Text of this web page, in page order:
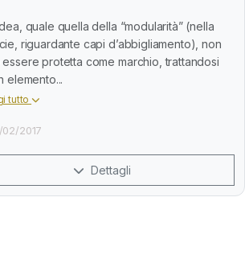
quale quella della “modularità” (nella
riguardante capi d’abbigliamento), non
protetta come marchio, trattandosi
elemento...
tutto
02/2017
Dettagli